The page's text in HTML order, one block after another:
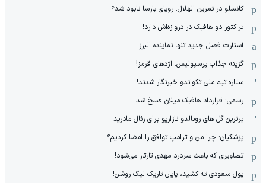
کانسلو در تمرین الهلال: رویای بارسا نابود شد؟
تراکتور دو هافبک در دروازه‌اش دارد!
استارت فصل جدید تنها نماینده البرز
گزینه جذاب پرسپولیس: اژدهای قرمز!
ستاره تیم ملی تکواندو خبرنگار شدند!
رسمی: قرارداد هافبک میلان فسخ شد
برترین گل های رونالدو نازاریو برای رئال مادرید
پزشکیان: چرا من و ترامپ توافق را امضا کردیم؟
تصاویری که باعث سردرد مهدی تارتار می‌شود!
پول سعودی ته کشید، پایان تاریک لیگ روشن!